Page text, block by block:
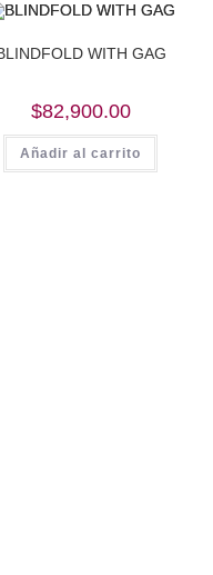
WITH GAG
$82,900.00
Añadir al carrito